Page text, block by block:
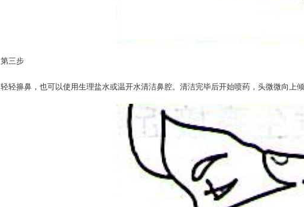
第三步
轻轻擤鼻，也可以使用生理盐水或温开水清洁鼻腔。清洁完毕后开始喷药，头微微向上